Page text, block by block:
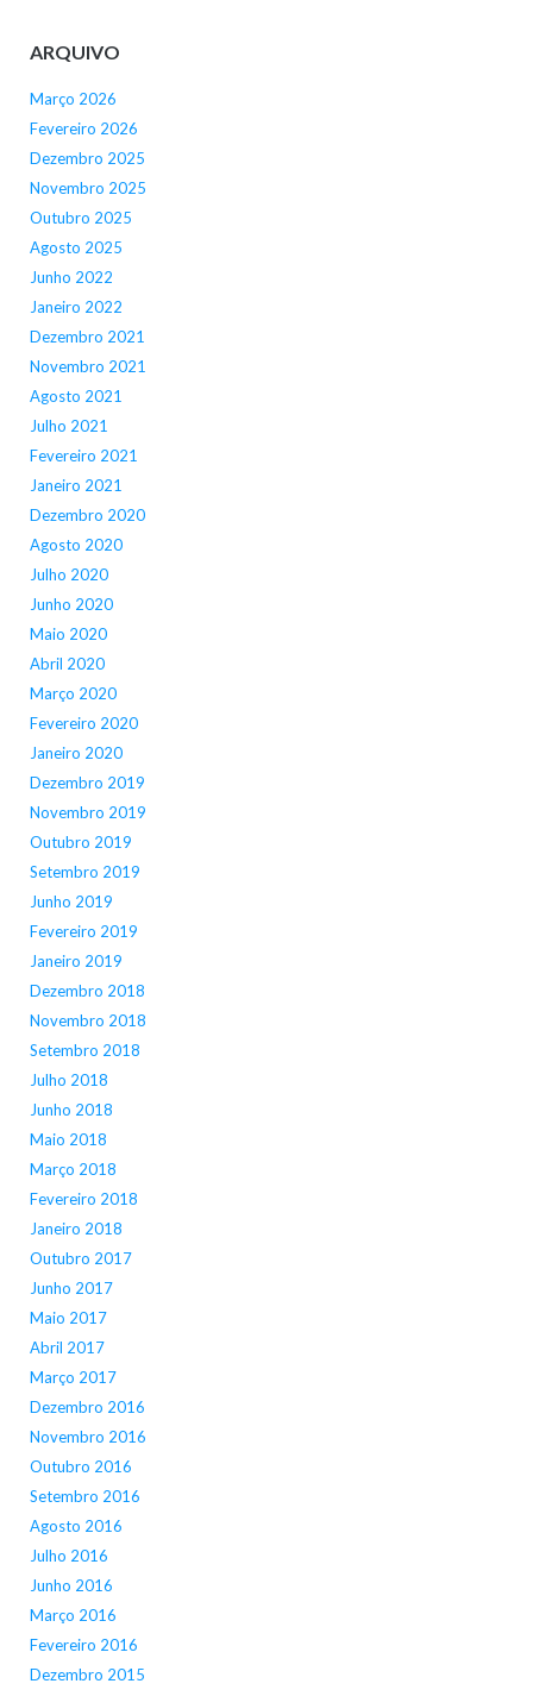
ARQUIVO
Março 2026
Fevereiro 2026
Dezembro 2025
Novembro 2025
Outubro 2025
Agosto 2025
Junho 2022
Janeiro 2022
Dezembro 2021
Novembro 2021
Agosto 2021
Julho 2021
Fevereiro 2021
Janeiro 2021
Dezembro 2020
Agosto 2020
Julho 2020
Junho 2020
Maio 2020
Abril 2020
Março 2020
Fevereiro 2020
Janeiro 2020
Dezembro 2019
Novembro 2019
Outubro 2019
Setembro 2019
Junho 2019
Fevereiro 2019
Janeiro 2019
Dezembro 2018
Novembro 2018
Setembro 2018
Julho 2018
Junho 2018
Maio 2018
Março 2018
Fevereiro 2018
Janeiro 2018
Outubro 2017
Junho 2017
Maio 2017
Abril 2017
Março 2017
Dezembro 2016
Novembro 2016
Outubro 2016
Setembro 2016
Agosto 2016
Julho 2016
Junho 2016
Março 2016
Fevereiro 2016
Dezembro 2015